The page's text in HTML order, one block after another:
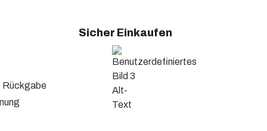
Rückgabe
Sicher Einkaufen